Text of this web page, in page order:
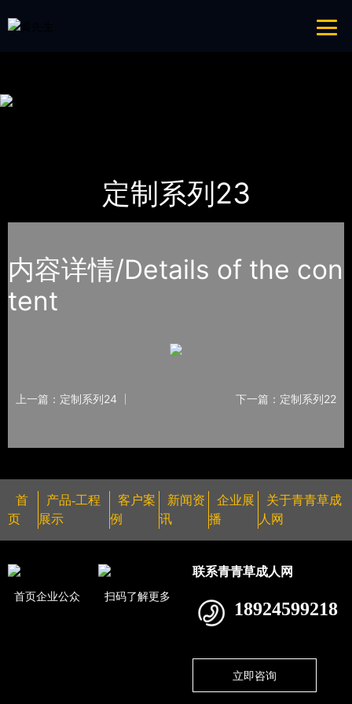
导航
网站地图
定制系列23
内容详情/Details of the con
tent
上一篇：定制系列24 下一篇：定制系列22
首
页
产品-工程
展示
客户案
例
新闻资
讯
企业展
播
关于青青草成
人网
首页企业公众 扫码了解更多
联系青青草成人网
18924599218
立即咨询